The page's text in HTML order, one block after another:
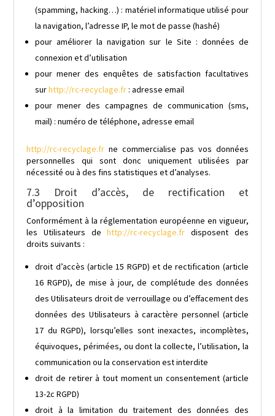
(spamming, hacking…) : matériel informatique utilisé pour
la navigation, l’adresse IP, le mot de passe (hashé)
pour améliorer la navigation sur le Site : données de
connexion et d’utilisation
pour mener des enquêtes de satisfaction facultatives
surhttp://rc-recyclage.fr : adresse email
pour mener des campagnes de communication (sms,
mail) : numéro de téléphone, adresse email
http://rc-recyclage.fr ne commercialise pas vos données
personnelles qui sont donc uniquement utilisées par
nécessité ou à des fins statistiques et d’analyses.
7.3 Droit d’accès, de rectification et
d’opposition
Conformément à la réglementation européenne en vigueur,
les Utilisateurs de http://rc-recyclage.fr disposent des
droits suivants :
droit d’accès (article 15 RGPD) et de rectification (article
16 RGPD), de mise à jour, de complétude des données
des Utilisateurs droit de verrouillage ou d’effacement des
données des Utilisateurs à caractère personnel (article
17 du RGPD), lorsqu’elles sont inexactes, incomplètes,
équivoques, périmées, ou dont la collecte, l’utilisation, la
communication ou la conservation est interdite
droit de retirer à tout moment un consentement (article
13-2c RGPD)
droit à la limitation du traitement des données des